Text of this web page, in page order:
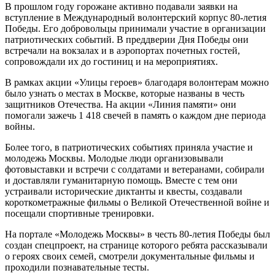
В прошлом году горожане активно подавали заявки на
вступление в Международный волонтерский корпус 80-летия
Победы. Его добровольцы принимали участие в организации
патриотических событий. В преддверии Дня Победы они
встречали на вокзалах и в аэропортах почетных гостей,
сопровождали их до гостиниц и на мероприятиях.
В рамках акции «Улицы героев» благодаря волонтерам можно
было узнать о местах в Москве, которые названы в честь
защитников Отечества. На акции «Линия памяти» они
помогали зажечь 1 418 свечей в память о каждом дне периода
войны.
Более того, в патриотических событиях приняла участие и
молодежь Москвы. Молодые люди организовывали
фотовыставки и встречи с солдатами и ветеранами, собирали
и доставляли гуманитарную помощь. Вместе с тем они
устраивали исторические диктанты и квесты, создавали
короткометражные фильмы о Великой Отечественной войне и
посещали спортивные тренировки.
На портале «Молодежь Москвы» в честь 80-летия Победы был
создан спецпроект, на странице которого ребята рассказывали
о героях своих семей, смотрели документальные фильмы и
проходили познавательные тесты.